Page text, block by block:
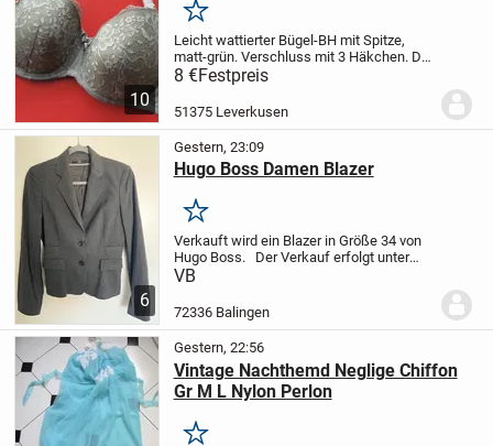
10
Merken
Leicht wattierter Bügel-BH mit Spitze,
matt-grün.Verschluss mit 3 Häkchen.Der
BH wurde getragen und weist
Gebrauchsspuren auf;
übereilten Auszug meiner Freundin liegen
8 €Festpreis
51375 Leverkusen
6
Gestern, 23:09
Hugo Boss Damen Blazer
Merken
Verkauft wird ein Blazer in Größe 34 von
Hugo Boss.
Der Verkauf erfolgt unter
Ausschluss jeglicher Gewährleistung und
VB
72336 Balingen
Gestern, 22:56
Vintage Nachthemd Neglige Chiffon
Gr M L Nylon Perlon
Merken